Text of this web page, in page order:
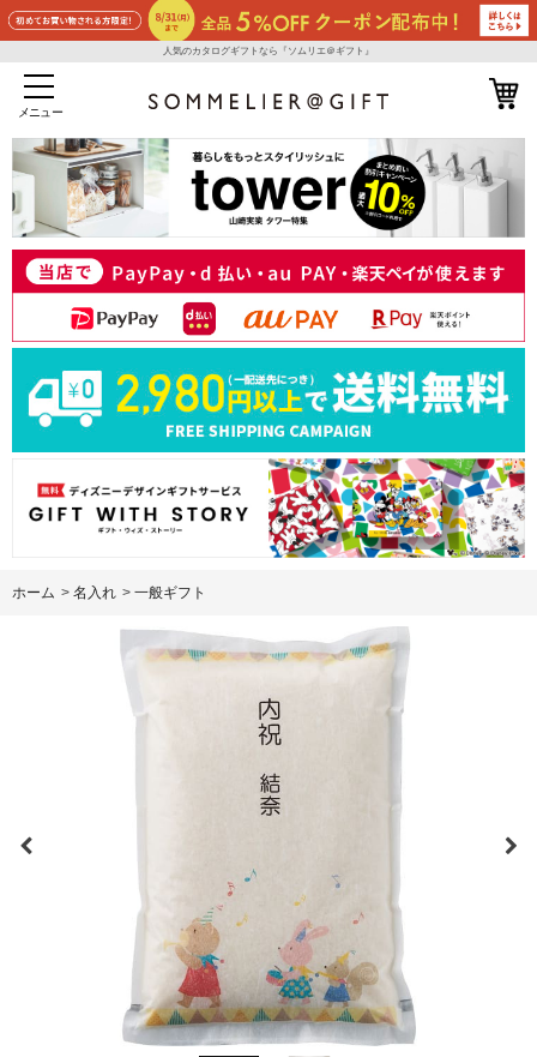
人気のカタログギフトなら『ソムリエ＠ギフト』
メニュー
ホーム > 名入れ > 一般ギフト